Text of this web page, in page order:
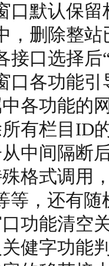
口默认保
，删除整
接口选择后
口各功能
各功能的
有栏目ID
中间隔断
殊格式调
等，还有随
功能清空
健字功能